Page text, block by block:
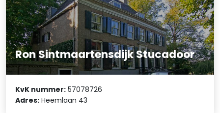
Ron Sintmaartensdijk Stucadoor
KvK nummer: 57078726
Adres: Heemlaan 43